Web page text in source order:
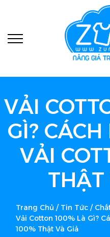
VẢI
GÌ?
VẢI
THẬT
Trang Chủ / Tin Tức /
Vải Cotton 100% Là Gì?
100% Thật Và Giả